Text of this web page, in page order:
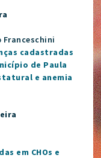
Franceschini
cadastradas
de Paula
e anemia
em CHOs e